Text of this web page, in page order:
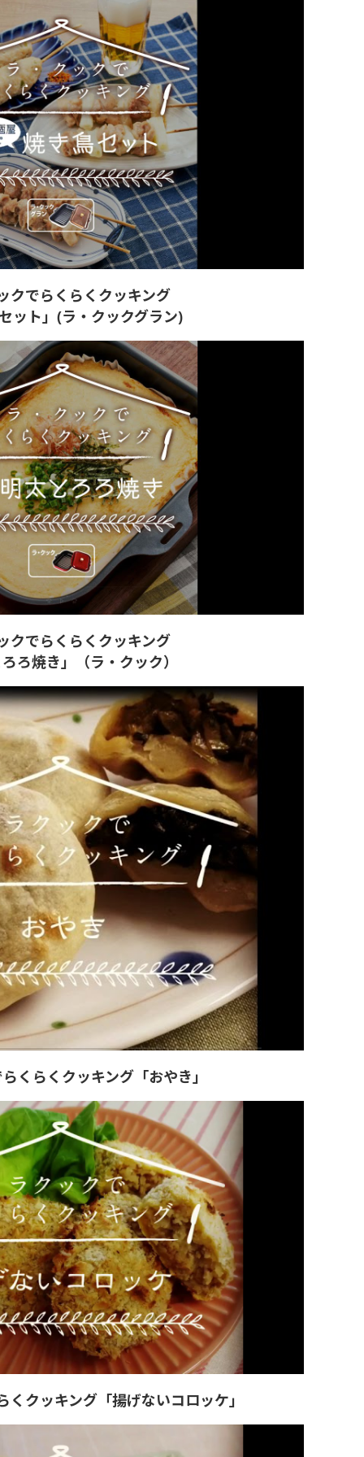
クでらくらくクッキング
ット」(ラ・クックグラン)
クでらくらくクッキング
ろ焼き」（ラ・クック）
くらくクッキング「おやき」
くクッキング「揚げないコロッケ」